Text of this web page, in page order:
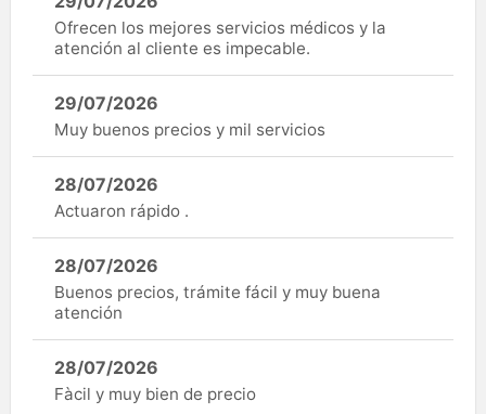
Ofrecen los mejores servicios médicos y la
atención al cliente es impecable.
29/07/2026
Muy buenos precios y mil servicios
28/07/2026
Actuaron rápido .
28/07/2026
Buenos precios, trámite fácil y muy buena
atención
28/07/2026
Fàcil y muy bien de precio